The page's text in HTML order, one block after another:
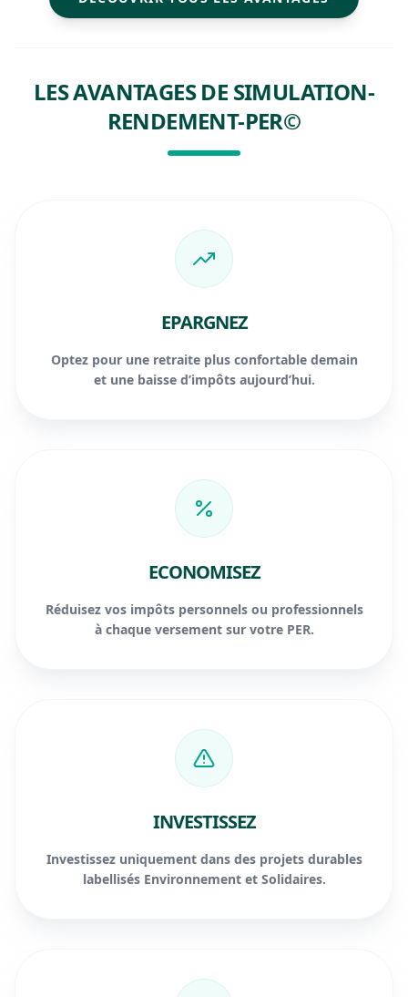
LES AVANTAGES DE SIMULATION-
RENDEMENT-PER©
EPARGNEZ
Optez pour une retraite plus confortable demain
et une baisse d’impôts aujourd’hui.
ECONOMISEZ
Réduisez vos impôts personnels ou professionnels
à chaque versement sur votre PER.
INVESTISSEZ
Investissez uniquement dans des projets durables
labellisés Environnement et Solidaires.